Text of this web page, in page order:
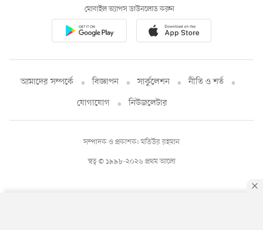
মোবাইল অ্যাপস ডাউনলোড করুন
আমাদের সম্পর্কে বিজ্ঞাপন সার্কুলেশন
নীতি ও শর্ত
যোগাযোগ
নিউজলেটার
স্বত্ব © ১৯৯৮-২০২৬ প্রথম আলো
সম্পাদক ও প্রকাশক: মতিউর রহমান